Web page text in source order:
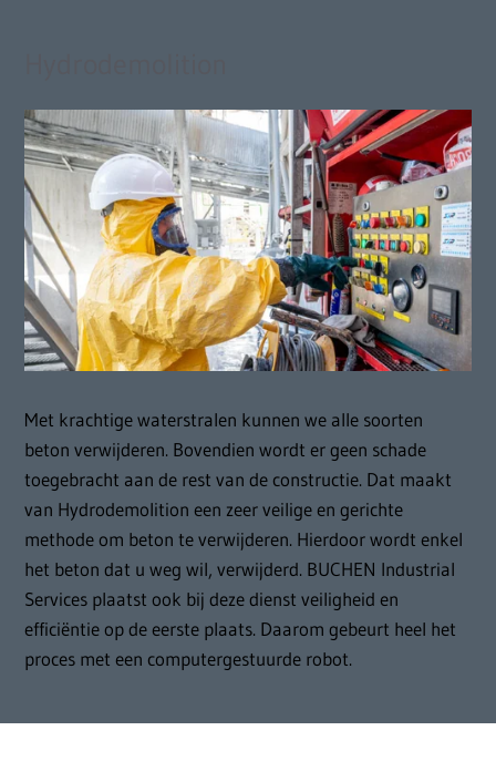
Met krachtige waterstralen kunnen we alle soorten
beton verwijderen. Bovendien wordt er geen schade
toegebracht aan de rest van de constructie. Dat maakt
van Hydrodemolition een zeer veilige en gerichte
methode om beton te verwijderen. Hierdoor wordt enkel
het beton dat u weg wil, verwijderd. BUCHEN Industrial
Services plaatst ook bij deze dienst veiligheid en
efficiëntie op de eerste plaats. Daarom gebeurt heel het
proces met een computergestuurde robot.